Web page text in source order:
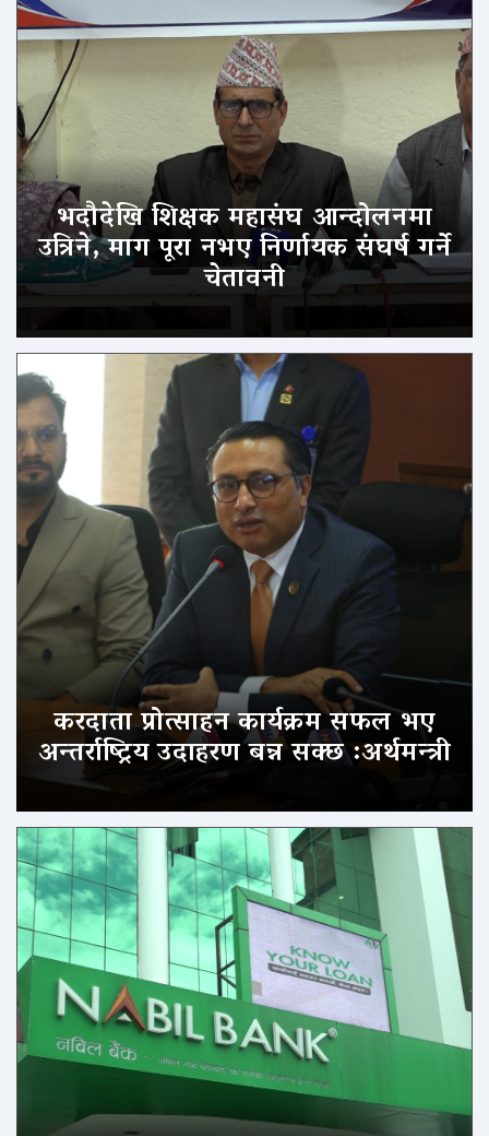
भदौदेखि शिक्षक महासंघ आन्दोलनमा
उत्रिने, माग पूरा नभए निर्णायक संघर्ष गर्ने
चेतावनी
करदाता प्रोत्साहन कार्यक्रम सफल भए
अन्तर्राष्ट्रिय उदाहरण बन्न सक्छ :अर्थमन्त्री